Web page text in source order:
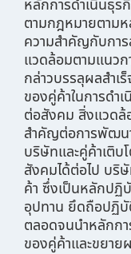
หลักการดำเนินธุร
ตามกฎหมายตาม
ความสำคัญกับกา
แวดล้อมตามแนว
กล่าวบรรลุผลสำเ
ของคู่ค้าในการด
ต่อสังคม สิ่งแวดล้
สำคัญต่อการพัฒน
บริษัทและคู่ค้าเติ
สังคมได้ต่อไป บริ
ค้า ซึ่งเป็นหลักปฏิ
อุปทาน ยึดถือปฏิบั
ตลอดจนนำหลักก
ของคู่ค้าและขยาย